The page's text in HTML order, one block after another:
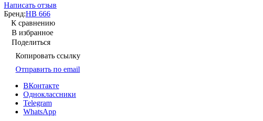
Написать отзыв
Бренд:HB 666
К сравнению
В избранное
Поделиться
Копировать ссылку
Отправить по email
ВКонтакте
Одноклассники
Telegram
WhatsApp